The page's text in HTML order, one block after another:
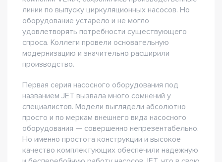
линии по выпуску циркуляционных насосов. Но
оборудование устарело и не могло
удовлетворять потребности существующего
спроса. Коллеги провели основательную
модернизацию и значительно расширили
производство.
Первая серия насосного оборудования под
названием JET вызвала много сомнений у
специалистов. Модели выглядели абсолютно
просто и по меркам внешнего вида насосного
оборудования — совершенно непрезентабельно.
Но именно простота конструкции и высокое
качество комплектующих обеспечили надежную